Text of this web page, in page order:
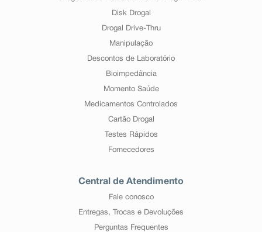
Disk Drogal
Drogal Drive-Thru
Manipulação
Descontos de Laboratório
Bioimpedância
Momento Saúde
Medicamentos Controlados
Cartão Drogal
Testes Rápidos
Fornecedores
Central de Atendimento
Fale conosco
Entregas, Trocas e Devoluções
Perguntas Frequentes